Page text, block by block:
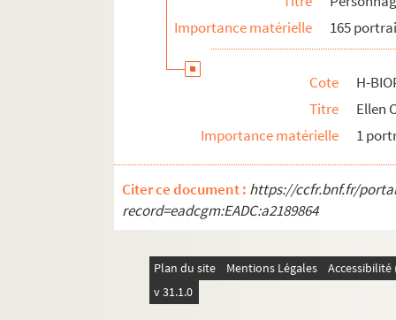
Importance matérielle
165
Cote
H-
Titre
Ellen
Importance matérielle
1
Citer ce document : https://ccfr.bnf.fr/
record=eadcgm:EADC:a2189864
Plan du site Mentions Légales
v 31.1.0